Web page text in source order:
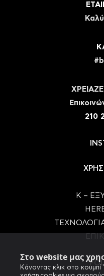
Στο website μας
Κάνοντας κλικ στο
210
Κ –